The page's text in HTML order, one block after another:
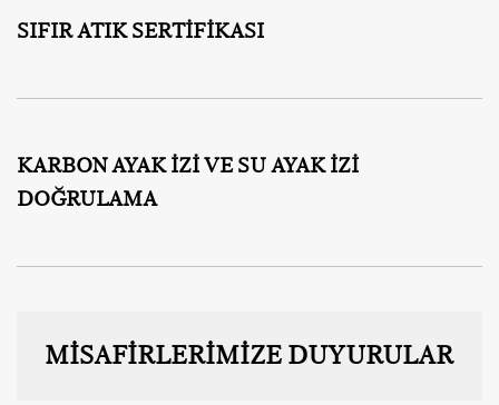
SIFIR ATIK SERTİFİKASI
KARBON AYAK İZİ VE SU AYAK İZİ
DOĞRULAMA
MİSAFİRLERİMİZE DUYURULAR